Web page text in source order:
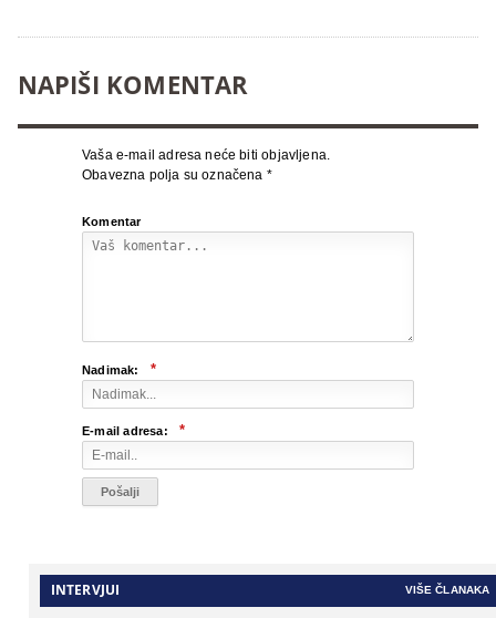
NAPIŠI KOMENTAR
Vaša e-mail adresa neće biti objavljena.
Obavezna polja su označena *
Komentar
Nadimak: *
E-mail adresa: *
INTERVJUI VIŠE ČLANAKA